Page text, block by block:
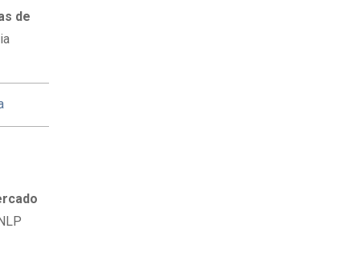
de